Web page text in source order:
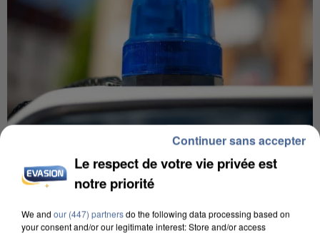
IL TUE SON FILS ET ENVOIE DES PHOTOS À SON
EX-COMPAGNE À NICE
Le respect de votre vie privée est
notre priorité
We and our (447) partnersdo the following data processing based on
your consent and/or our legitimate interest: Store and/or access
Continuer sans accepter